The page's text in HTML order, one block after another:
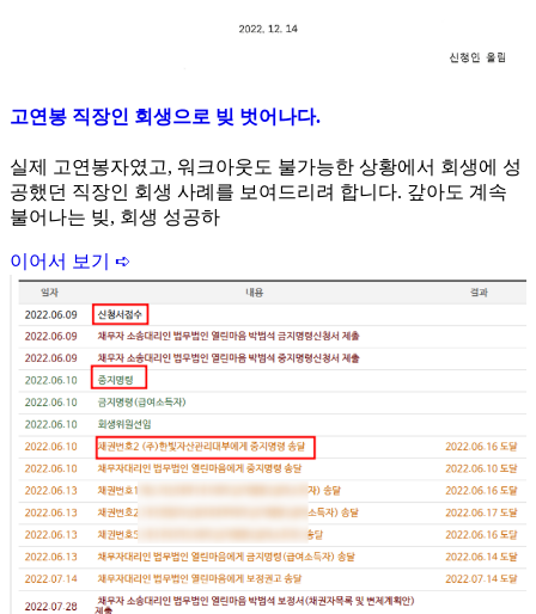
고연봉 직장인 회생으로 빚 벗어나다.
실제 고연봉자였고, 워크아웃도 불가능한 상황에서 회생에 성
공했던 직장인 회생 사례를 보여드리려 합니다. 갚아도 계속
불어나는 빚, 회생 성공하
이어서 보기 ➪